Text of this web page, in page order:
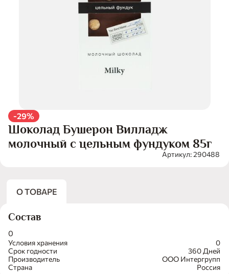
-29%
Шоколад Бушерон Вилладж
молочный с цельным фундуком 85г
Артикул: 290488
О ТОВАРЕ
Условия хранения
0
Срок годности
360 Дней
Производитель
ООО Интергрупп
Страна
Россия
Состав
0